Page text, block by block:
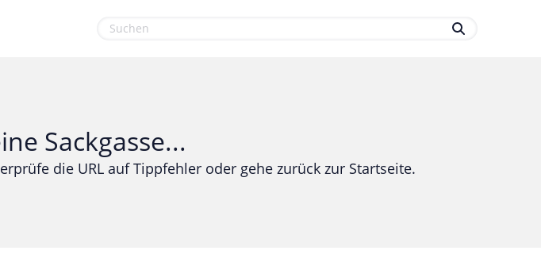
Sackgasse...
die URL auf Tippfehler oder gehe zurück zur Startseite.